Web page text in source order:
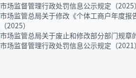
市场监督管理行政处罚信息公示规定（2025）
市场监管总局关于修改《个体工商户年度报
（2025）
市场监管总局关于废止和修改部分部门规章
市场监督管理行政处罚信息公示规定（2021）